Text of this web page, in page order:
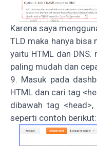
Karena saya
TLD maka hanya
yaitu HTML dan
paling mudah dan
9. Masuk pada
HTML dan cari tag
dibawah tag
seperti contoh berikut: